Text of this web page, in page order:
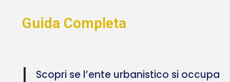
Guida Completa
Scopri se l’ente urbanistico si occupa